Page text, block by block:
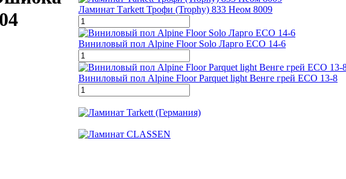
Ламинат Тarkett Трофи (Trophy) 833 Неом 8009
Виниловый пол Alpine Floor Solo Ларго ЕСО 14-6
Виниловый пол Alpine Floor Parquet light Венге грей ЕСО 13-8